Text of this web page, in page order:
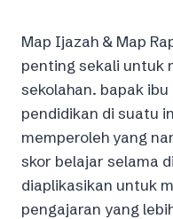
Map Ijazah & Map
penting sekali untuk
sekolahan. bapak
pendidikan di suatu
memperoleh yang
skor belajar selama
diaplikasikan untuk
pengajaran yang